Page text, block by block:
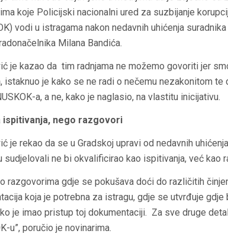
koje Policijski nacionalni ured za suzbijanje
vodi u istragama nakon nedavnih uhićenja suradnika
Milana Bandića.
je kazao da tim radnjama ne možemo govoriti jer
istaknuo je kako se ne radi o nečemu nezakonitom
a, a ne, kako je naglasio, na vlastitu inicijativu.
ispitivanja, nego razgovori
je rekao da se u Gradskoj upravi od nedavnih
sudjelovali ne bi okvalificirao kao ispitivanja, već kao
razgovorima gdje se pokušava doći do različitih
koja je potrebna za istragu, gdje se utvrđuje
je imao pristup toj dokumentaciji. Za sve druge
u”, poručio je novinarima.